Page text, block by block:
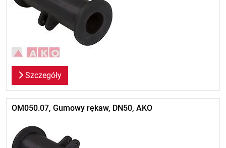
Szczegóły
OM050.07, Gumowy rękaw, DN50, AKO